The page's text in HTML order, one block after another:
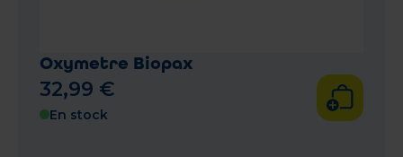
Oxymetre Biopax
32,99 €
En stock